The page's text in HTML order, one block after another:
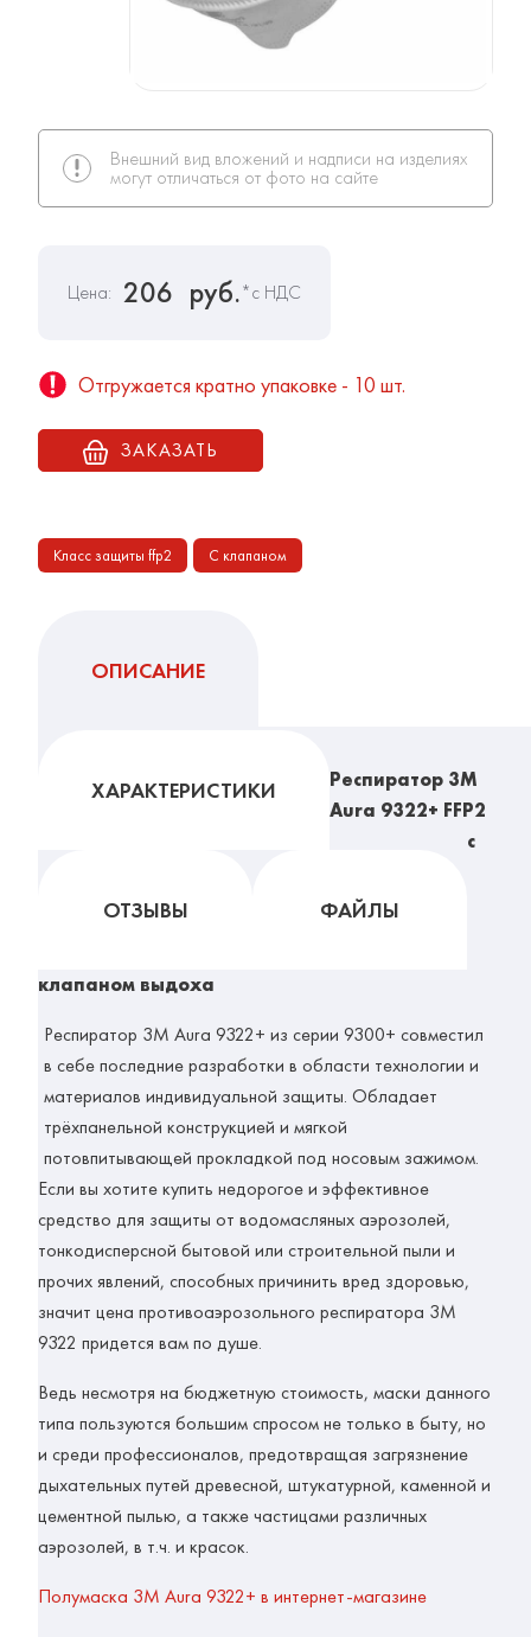
Внешний вид вложений и надписи на изделиях
могут отличаться от фото на сайте
Цена: 206 руб.*с НДС
Отгружается кратно упаковке - 10 шт.
ЗАКАЗАТЬ
Класс защиты ffp2 С клапаном
ОПИСАНИЕ
ХАРАКТЕРИСТИКИ
ОТЗЫВЫ ФАЙЛЫ
Респиратор 3М
Aura 9322+ FFP2
с
клапаном выдоха
Респиратор 3М Aura 9322+ из серии 9300+ совместил
в себе последние разработки в области технологии и
материалов индивидуальной защиты. Обладает
трёхпанельной конструкцией и мягкой
потовпитывающей прокладкой под носовым зажимом.
Если вы хотите купить недорогое и эффективное
средство для защиты от водомасляных аэрозолей,
тонкодисперсной бытовой или строительной пыли и
прочих явлений, способных причинить вред здоровью,
значит цена противоаэрозольного респиратора 3M
9322 придется вам по душе.
Ведь несмотря на бюджетную стоимость, маски данного
типа пользуются большим спросом не только в быту, но
и среди профессионалов, предотвращая загрязнение
дыхательных путей древесной, штукатурной, каменной и
цементной пылью, а также частицами различных
аэрозолей, в т.ч. и красок.
Полумаска 3М Aura 9322+ в интернет-магазине